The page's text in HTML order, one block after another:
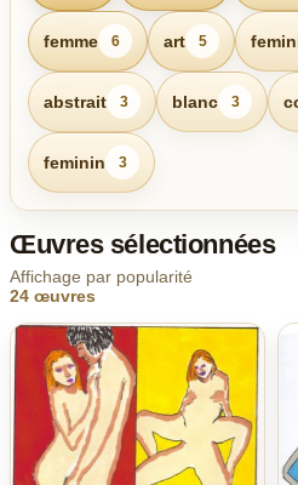
femme 6 art 5
abstrait 3 blanc 3
feminin 3
Œuvres sélectionnées
Affichage par popularité
24 œuvres